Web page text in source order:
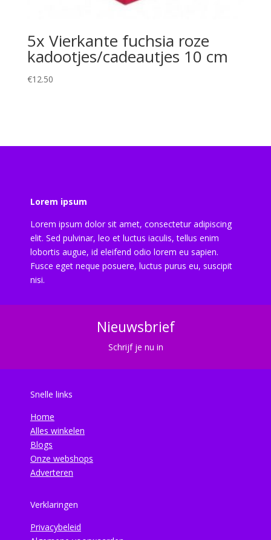
5x Vierkante fuchsia roze
kadootjes/cadeautjes 10 cm
€12.50
Lorem ipsum
Lorem ipsum dolor sit amet, consectetur adipiscing
elit. Sed pulvinar, leo et luctus iaculis, tellus enim
lobortis augue, id eleifend odio lorem eu sapien.
Fusce eget neque posuere, luctus purus eu, suscipit
nisi.
Nieuwsbrief
Schrijf je nu in
Snelle links
Home
Alles winkelen
Blogs
Onze webshops
Adverteren
Verklaringen
Privacybeleid